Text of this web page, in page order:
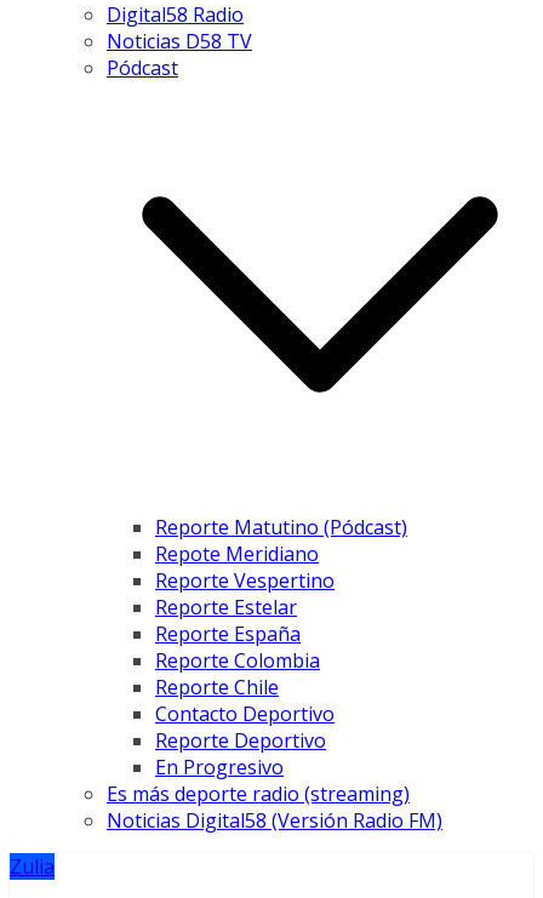
Digital58 Radio
Noticias D58 TV
Pódcast
Reporte Matutino (Pódcast)
Repote Meridiano
Reporte Vespertino
Reporte Estelar
Reporte España
Reporte Colombia
Reporte Chile
Contacto Deportivo
Reporte Deportivo
En Progresivo
Es más deporte radio (streaming)
Noticias Digital58 (Versión Radio FM)
Zulia